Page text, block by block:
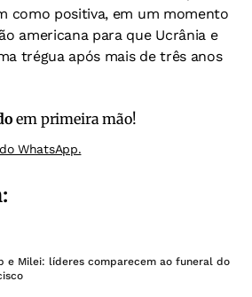
como positiva, em um momento
americana para que Ucrânia e
trégua após mais de três anos
em primeira mão!
WhatsApp.
e Milei: líderes comparecem ao funeral do